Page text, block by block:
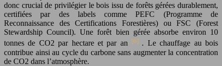
donc crucial de privilégier le bois issu de forêts gérées durablement,
certifiées par des labels comme PEFC (Programme de
Reconnaissance des Certifications Forestières) ou FSC (Forest
Stewardship Council). Une forêt bien gérée absorbe environ 10
tonnes de CO2 par hectare et par an [6] . Le chauffage au bois
contribue ainsi au cycle du carbone sans augmenter la concentration
de CO2 dans l’atmosphère.